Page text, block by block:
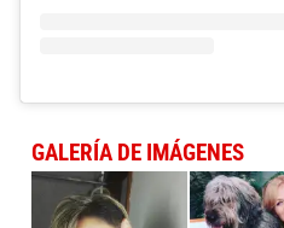
GALERÍA DE IMÁGENES